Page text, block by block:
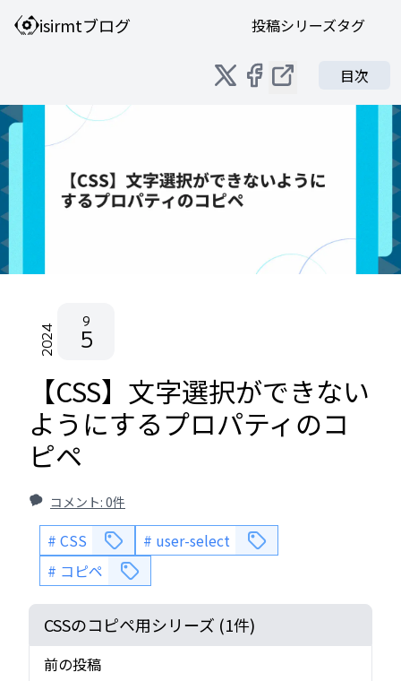
isirmtブログ タグ
シリーズ
投稿
目次
2024
9
5
【CSS】文字選択ができない
ようにするプロパティのコ
ピペ
コメント: 0件
CSS
user-select
コピペ
CSSのコピペ用シリーズ (1件)
前の投稿